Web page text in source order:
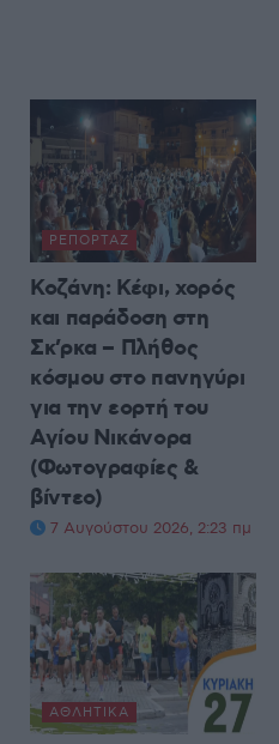
ΡΕΠΟΡΤΆΖ
Κοζάνη: Κέφι, χορός
και παράδοση στη
Σκ’ρκα – Πλήθος
κόσμου στο πανηγύρι
για την εορτή του
Αγίου Νικάνορα
(Φωτογραφίες &
βίντεο)
7 Αυγούστου 2026, 2:23 πμ
ΑΘΛΗΤΙΚΆ